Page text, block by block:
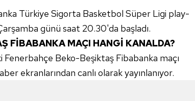
Türkiye Sigorta Basketbol Süper Ligi play-
günü saat 20.30'da başladı.
FİBABANKA MAÇI HANGİ KANALDA?
Beko-Beşiktaş Fibabanka maçı
ekranlarından canlı olarak yayınlanıyor.